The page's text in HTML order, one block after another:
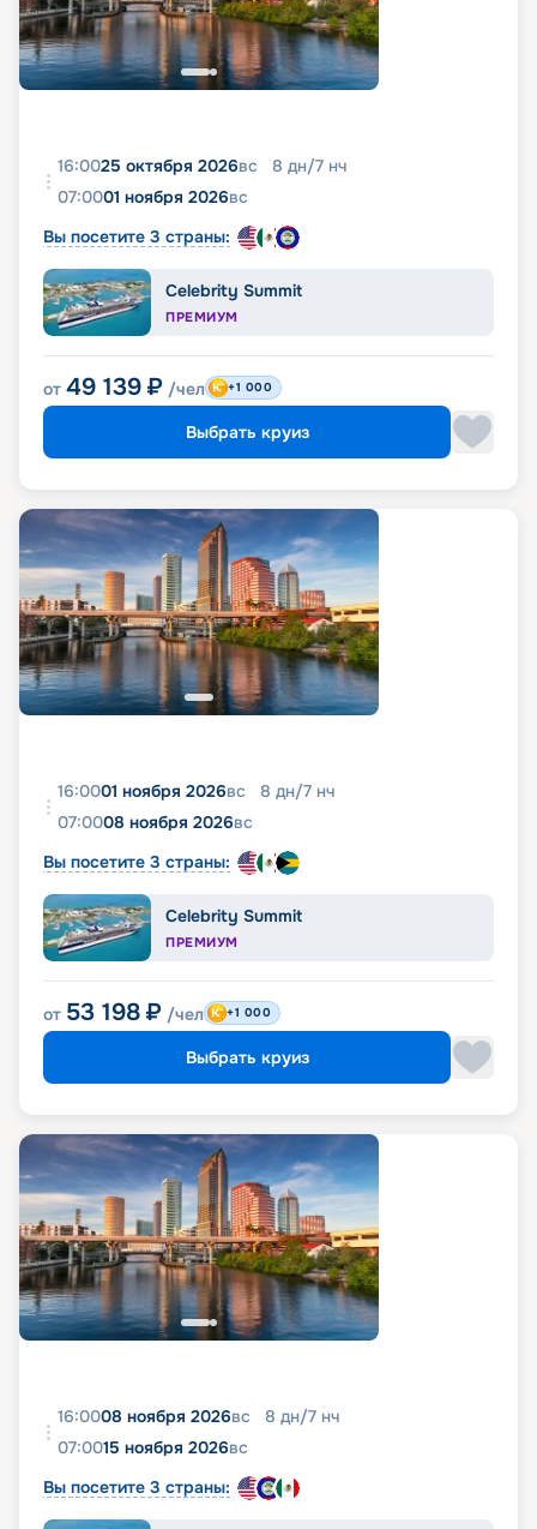
16:0025 октября 2026вс 8 дн/7 нч
07:0001 ноября 2026вс
Вы посетите 3 страны:
Celebrity Summit
ПРЕМИУМ
от 49 139 ₽ /чел +1 000
Выбрать круиз
16:0001 ноября 2026вс 8 дн/7 нч
07:0008 ноября 2026вс
Вы посетите 3 страны:
Celebrity Summit
ПРЕМИУМ
от 53 198 ₽ /чел +1 000
Выбрать круиз
16:0008 ноября 2026вс 8 дн/7 нч
07:0015 ноября 2026вс
Вы посетите 3 страны: